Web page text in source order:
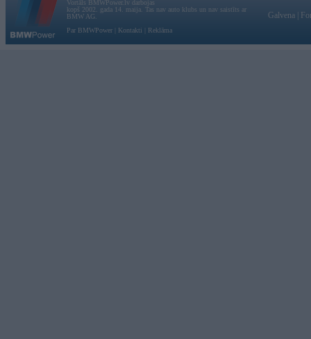
Vortāls BMWPower.lv darbojas
kopš 2002. gada 14. maija. Tas nav auto klubs un nav saistīts ar
BMW AG.
Par BMWPower
Kontakti Reklāma
Galvena